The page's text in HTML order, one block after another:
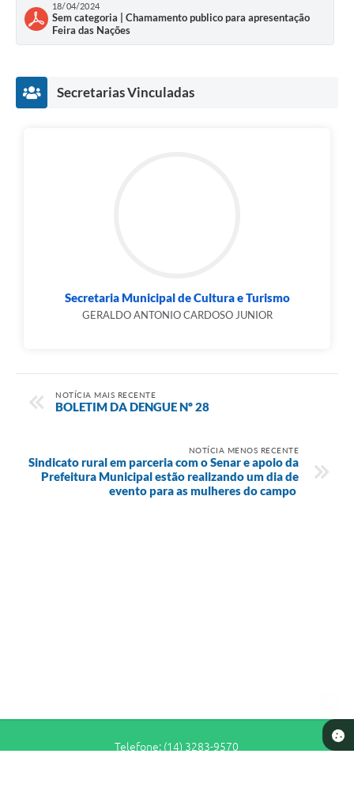
18/04/2024
Sem categoria | Chamamento publico para apresentação
Feira das Nações
Secretarias Vinculadas
Secretaria Municipal de Cultura e Turismo
GERALDO ANTONIO CARDOSO JUNIOR
NOTÍCIA MAIS RECENTE
BOLETIM DA DENGUE Nº 28
NOTÍCIA MENOS RECENTE
Sindicato rural em parceria com o Senar e apoio da
Prefeitura Municipal estão realizando um dia de
evento para as mulheres do campo
Telefone: (14) 3283-9570